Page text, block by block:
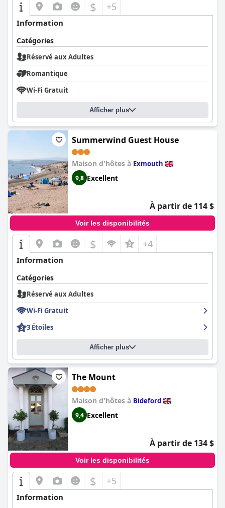
$ +5
Information
Catégories
Réservé aux Adultes
Romantique
Wi-Fi Gratuit
Afficher plus
Summerwind Guest House
Maison d'hôtes à Exmouth
9,8 Excellent
À partir de 114 $
Voir les disponibilités
$ +4
Information
Catégories
Réservé aux Adultes
Wi-Fi Gratuit
3 Étoiles
Afficher plus
The Mount
Maison d'hôtes à Bideford
9,4 Excellent
À partir de 134 $
Voir les disponibilités
$ +5
Information